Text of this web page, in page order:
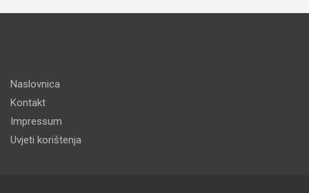
Naslovnica
Kontakt
Impressum
Uvjeti korištenja